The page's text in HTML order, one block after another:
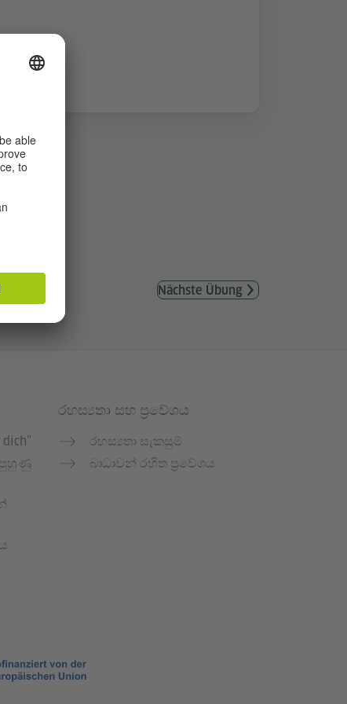
Nächste Übung
පුහුණු
රහස්‍යතා සහ ප්‍රවේශය
රහස්‍යතා සැකසුම්
බාධාවන් රහිත ප්‍රවේශය